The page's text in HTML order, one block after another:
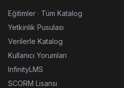
Eğitimler · Tüm Katalog
Yetkinlik Pusulası
Verilerle Katalog
Kullanıcı Yorumları
InfinityLMS
SCORM Lisansı